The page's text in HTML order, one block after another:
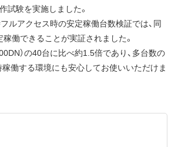
試験を実施しました。
ルアクセス時の安定稼働台数検証では、同
働できることが実証されました。
）の40台に比べ約1.5倍であり、多台数の
働する環境にも安心してお使いいただけま